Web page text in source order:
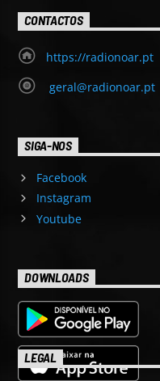
CONTACTOS
https://radionoar.pt
geral@radionoar.pt
SIGA-NOS
Facebook
Instagram
Youtube
DOWNLOADS
LEGAL